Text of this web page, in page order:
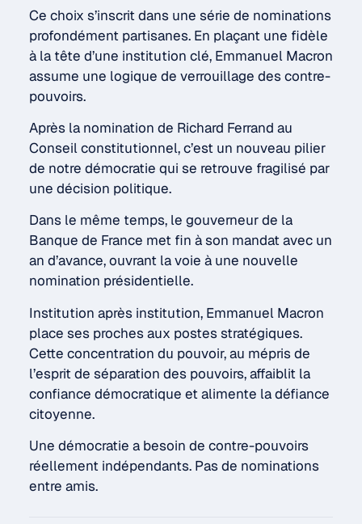
Ce choix s’inscrit dans une série de nominations
profondément partisanes. En plaçant une fidèle
à la tête d’une institution clé, Emmanuel Macron
assume une logique de verrouillage des contre-
pouvoirs.
Après la nomination de Richard Ferrand au
Conseil constitutionnel, c’est un nouveau pilier
de notre démocratie qui se retrouve fragilisé par
une décision politique.
Dans le même temps, le gouverneur de la
Banque de France met fin à son mandat avec un
an d’avance, ouvrant la voie à une nouvelle
nomination présidentielle.
Institution après institution, Emmanuel Macron
place ses proches aux postes stratégiques.
Cette concentration du pouvoir, au mépris de
l’esprit de séparation des pouvoirs, affaiblit la
confiance démocratique et alimente la défiance
citoyenne.
Une démocratie a besoin de contre-pouvoirs
réellement indépendants. Pas de nominations
entre amis.